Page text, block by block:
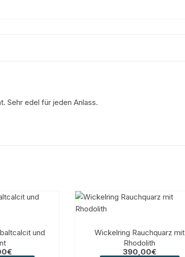
Sehr edel für jeden Anlass.
€
Wickelring Rauchquarz mit
Rhodolith
390,00€